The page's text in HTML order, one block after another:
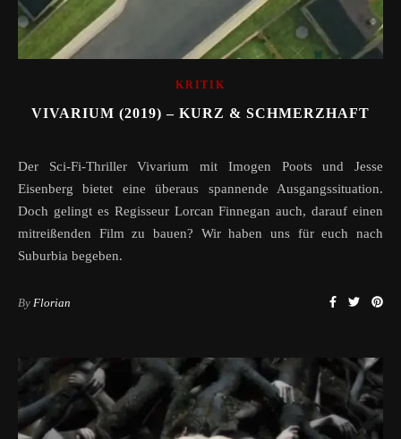
KRITIK
VIVARIUM (2019) – KURZ & SCHMERZHAFT
Der Sci-Fi-Thriller Vivarium mit Imogen Poots und Jesse
Eisenberg bietet eine überaus spannende Ausgangssituation.
Doch gelingt es Regisseur Lorcan Finnegan auch, darauf einen
mitreißenden Film zu bauen? Wir haben uns für euch nach
Suburbia begeben.
By Florian